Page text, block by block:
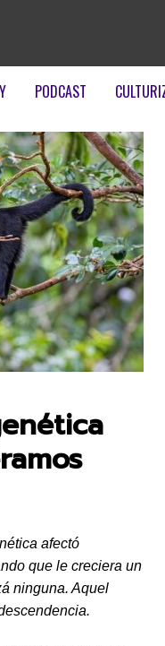
PODCAST
afectó
que le creciera un
ninguna. Aquel